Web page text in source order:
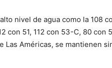
nivel de agua como la 108
con 51, 112 con 53-C, 80 con
Las Américas, se mantienen